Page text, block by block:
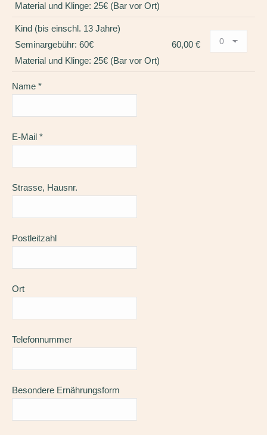
Material und Klinge: 25€ (Bar vor Ort)
Kind (bis einschl. 13 Jahre)
Seminargebühr: 60€
Material und Klinge: 25€ (Bar vor Ort)
60,00 €
Name *
E-Mail *
Strasse, Hausnr.
Postleitzahl
Ort
Telefonnummer
Besondere Ernährungsform